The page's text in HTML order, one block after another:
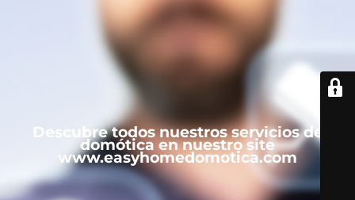
Descubre todos nuestros servicios de
domótica en nuestro site
www.easyhomedomotica.com